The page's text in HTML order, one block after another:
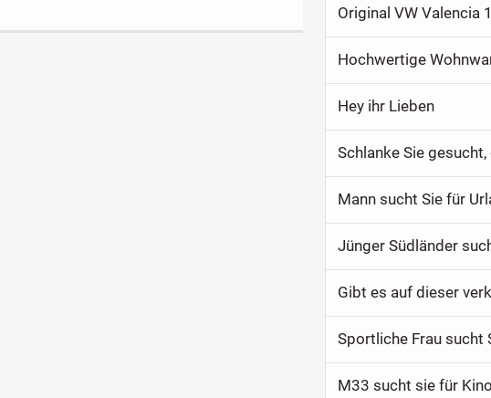
Original VW
Hochwertige
Hey ihr Lieben
Schlanke Sie
Mann sucht Sie für
Jünger Südländer
Gibt es auf dieser
Sportliche Frau sucht
M33 sucht sie für